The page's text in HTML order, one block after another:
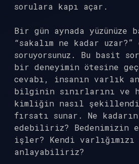
sorulara kapı açar.
Bir gün aynada yüzünüze
“sakalım ne kadar uzar?”
soruyorsunuz. Bu basit
bir deneyimin ötesine
cevabı, insanın varlık
bilginin sınırlarını ve
kimliğin nasıl
fırsatı sunar. Ne
edebiliriz? Bedenimizin
işler? Kendi varlığımızı
anlayabiliriz?